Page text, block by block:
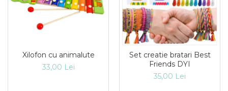
Xilofon cu animalute
33,00 Lei
Set creatie bratari Best
Friends DYI
35,00 Lei